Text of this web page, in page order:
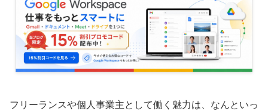
フリーランスや個人事業主として働く魅力は、なんといっ